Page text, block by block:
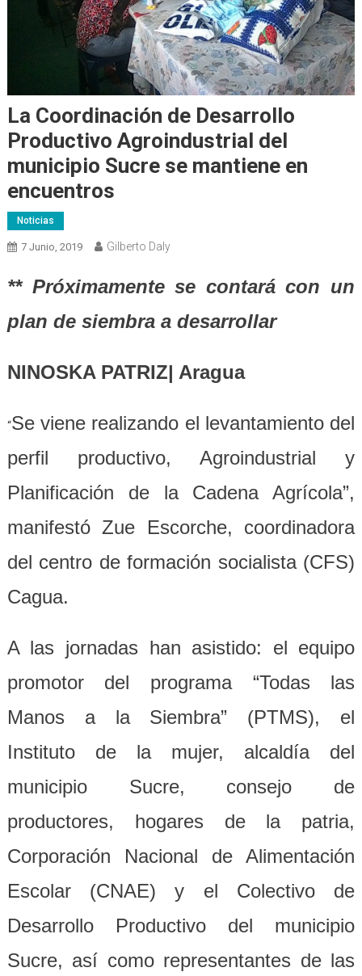
La Coordinación de Desarrollo
Productivo Agroindustrial del
municipio Sucre se mantiene en
encuentros
Noticias
7 Junio, 2019 Gilberto Daly
** Próximamente se contará con un
plan de siembra a desarrollar
NINOSKA PATRIZ| Aragua
“Se viene realizando el levantamiento del
perfil productivo, Agroindustrial y
Planificación de la Cadena Agrícola”,
manifestó Zue Escorche, coordinadora
del centro de formación socialista (CFS)
Cagua.
A las jornadas han asistido: el equipo
promotor del programa “Todas las
Manos a la Siembra” (PTMS), el
Instituto de la mujer, alcaldía del
municipio Sucre, consejo de
productores, hogares de la patria,
Corporación Nacional de Alimentación
Escolar (CNAE) y el Colectivo de
Desarrollo Productivo del municipio
Sucre, así como representantes de las